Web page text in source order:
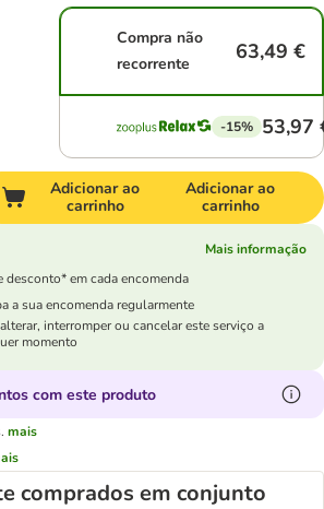
Compra não
recorrente
63,49 €
-15% 53,97
Adicionar ao
carrinho
Adicionar ao
carrinho
Mais informação
desconto* em cada encomenda
a sua encomenda regularmente
interromper ou cancelar este serviço a
momento
com este produto
mais
comprados em conjunto